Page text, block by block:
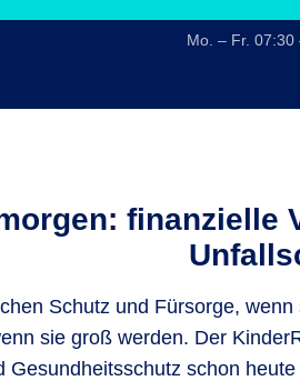
Mo. – Fr. 07:30
finanzielle
Schutz und Fürsorge,
sie groß werden. Der
Gesundheitsschutz schon